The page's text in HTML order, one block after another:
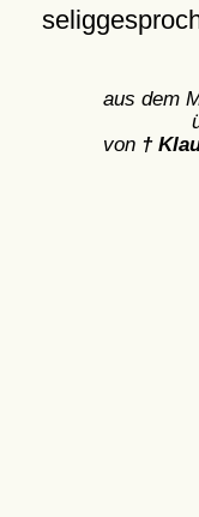
aus dem
von †